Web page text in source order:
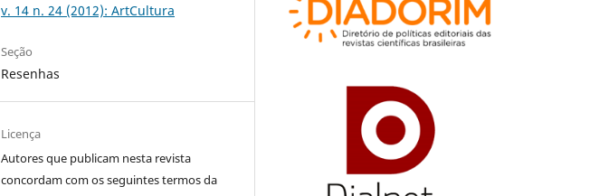
v. 14 n. 24 (2012): ArtCultura
Seção
Resenhas
Licença
Autores que publicam nesta revista
concordam com os seguintes termos da